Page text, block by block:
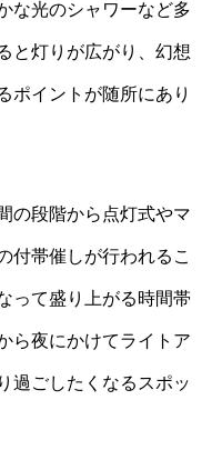
な光のシャワーなど多
と灯りが広がり、幻想
ポイントが随所にあり
の段階から点灯式やマ
付帯催しが行われるこ
って盛り上がる時間帯
ら夜にかけてライトア
過ごしたくなるスポッ